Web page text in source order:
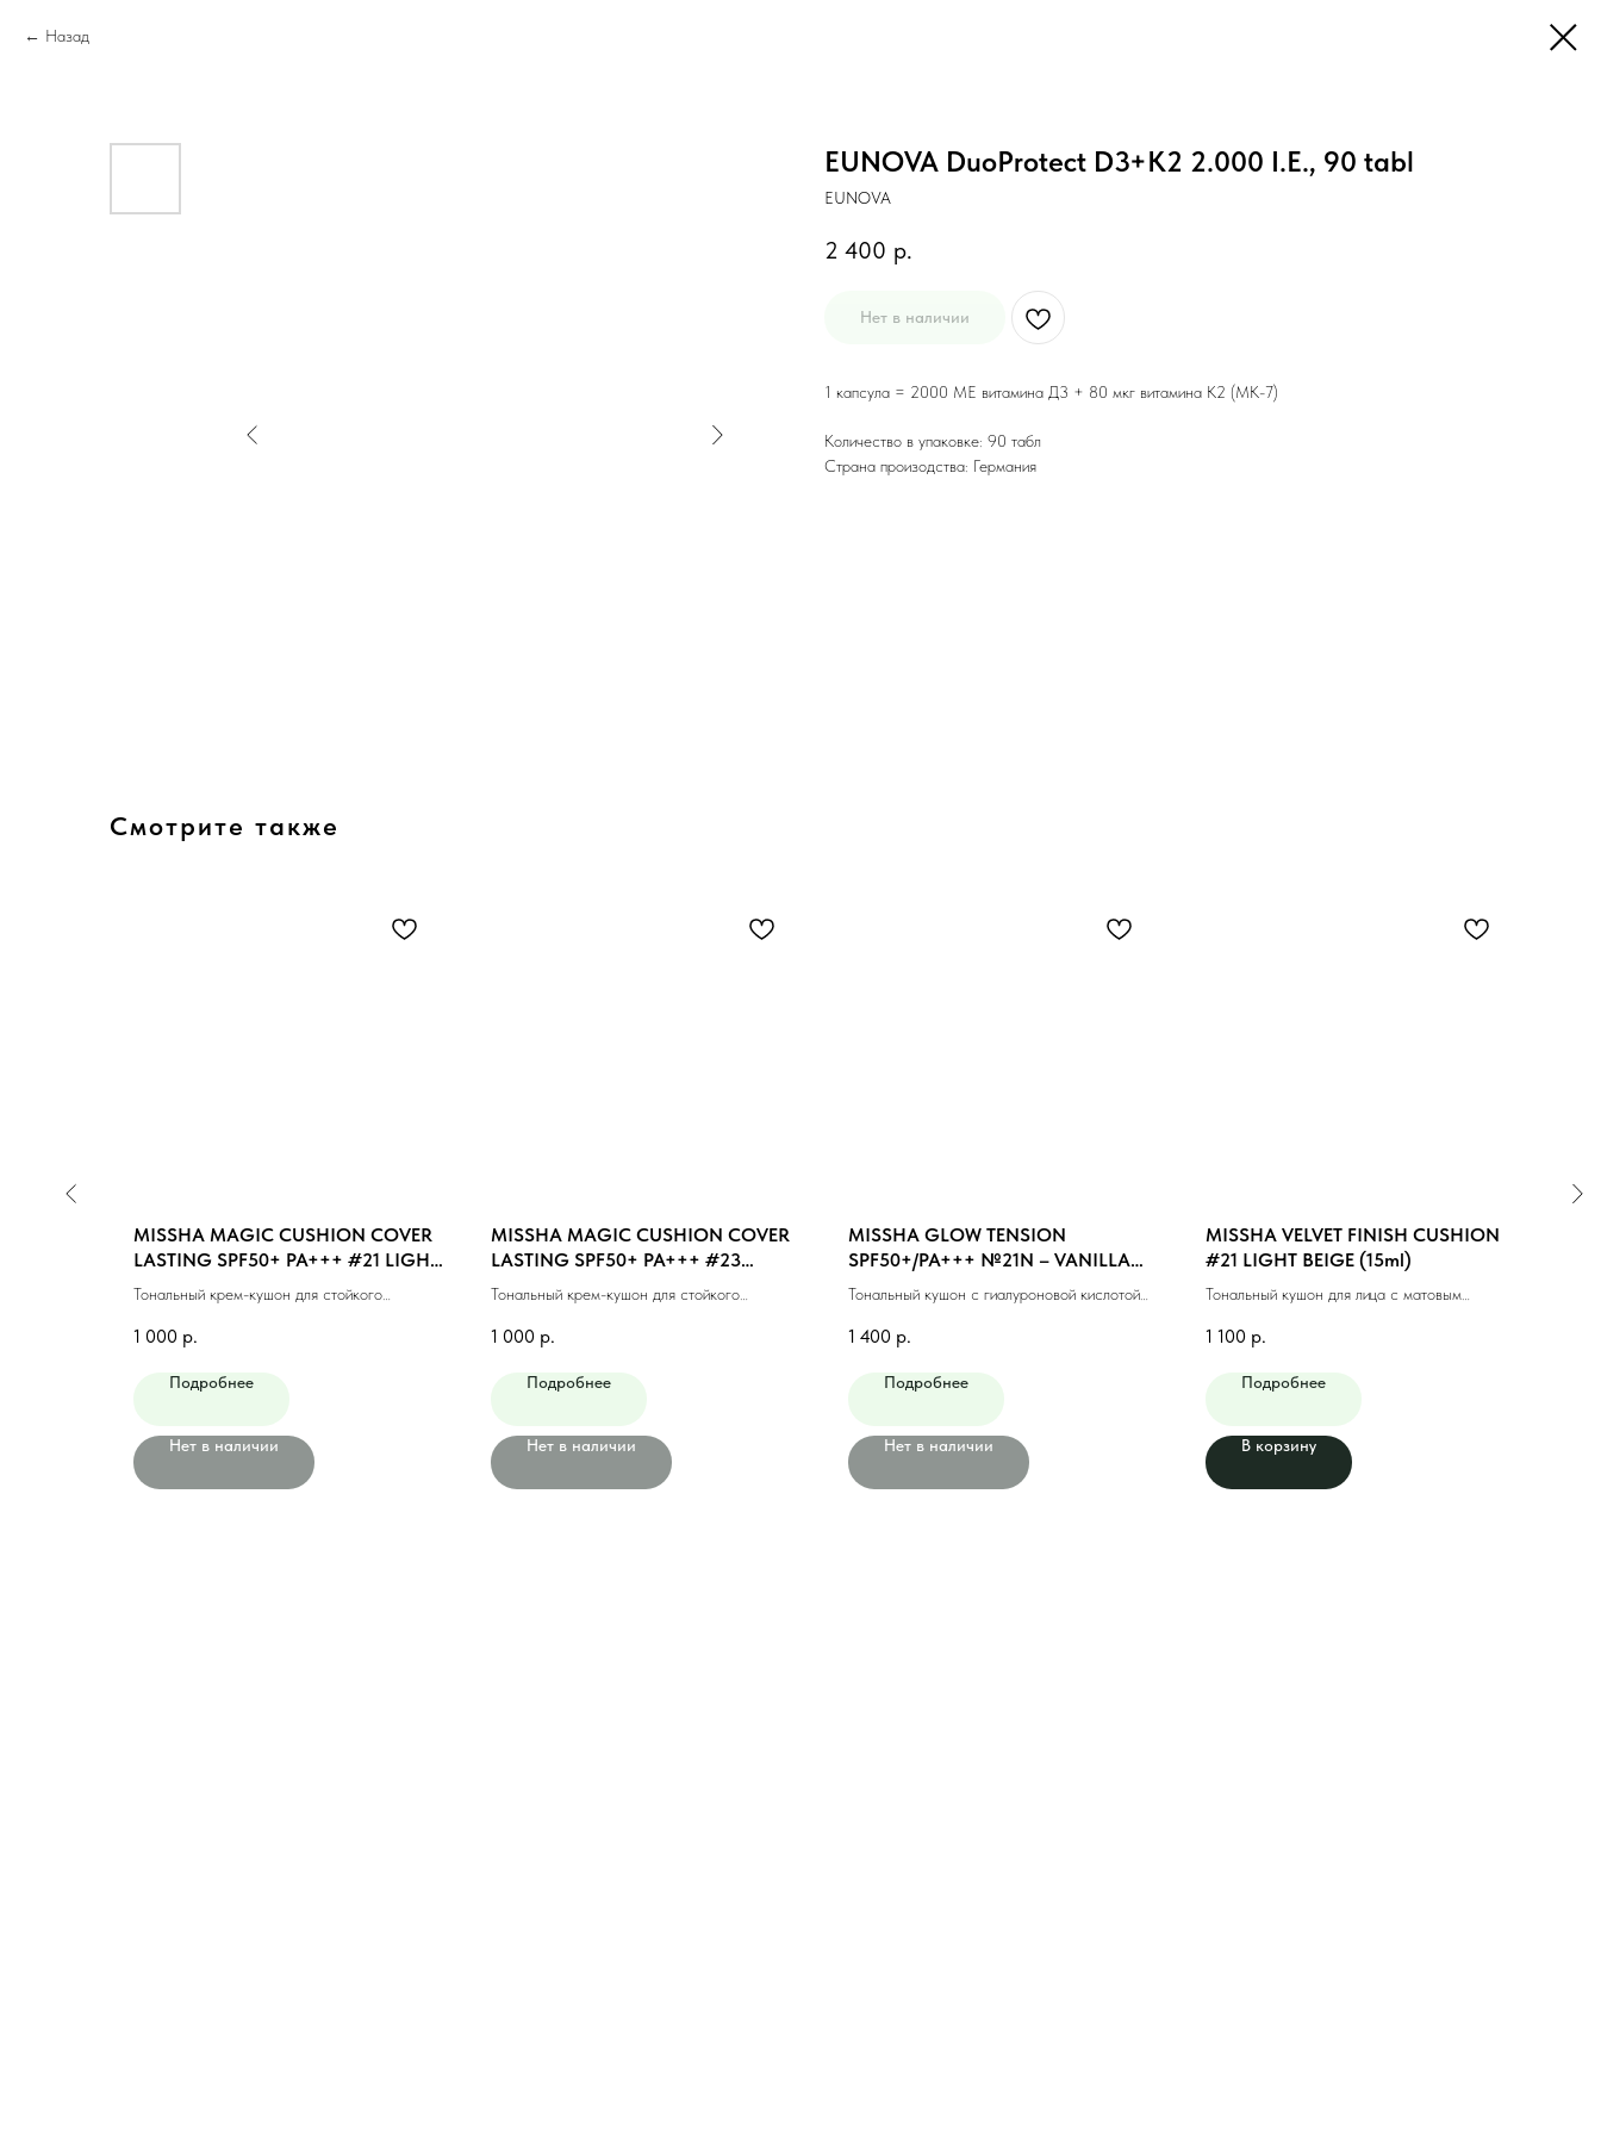
Назад
EUNOVA DuoProtect D3+K2 2.000 I.E., 90 tabl
EUNOVA
2 400 р.
Нет в наличии
1 капсула = 2000 МЕ витамина Д3 + 80 мкг витамина К2 (МК-7)
Количество в упаковке: 90 табл
Страна произодства: Германия
Смотрите также
MISSHA MAGIC CUSHION COVER
LASTING SPF50+ PA+++ #21 LIGHT
BEIGE (15ml)
Тональный крем-кушон для стойкого
1 000 р.
Подробнее
Нет в наличии
MISSHA MAGIC CUSHION COVER
LASTING SPF50+ PA+++ #23
MEDIUM BEIGE (15ml)
Тональный крем-кушон для стойкого
1 000 р.
Подробнее
Нет в наличии
MISSHA GLOW TENSION
SPF50+/PA+++ №21N – VANILLA
(NEUTRAL) (15gr)
Тональный кушон с гиалуроновой кислотой
1 400 р.
Подробнее
Нет в наличии
MISSHA VELVET FINISH CUSHION
#21 LIGHT BEIGE (15ml)
Тональный кушон для лица с матовым
1 100 р.
Подробнее
В корзину